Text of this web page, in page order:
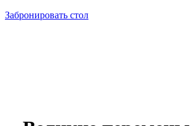
Забронировать стол